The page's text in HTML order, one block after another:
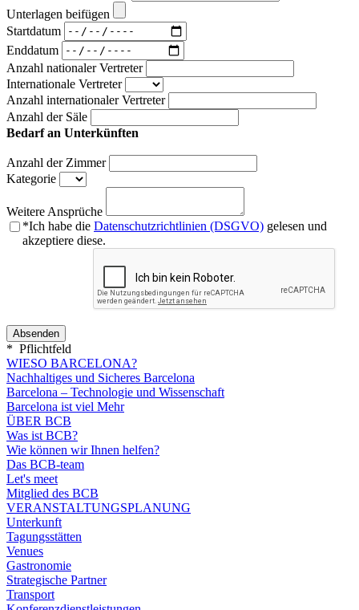
Unterlagen beifügen
Startdatum
Enddatum
Anzahl nationaler Vertreter
Internationale Vertreter
Anzahl internationaler Vertreter
Anzahl der Säle
Bedarf an Unterkünften
Anzahl der Zimmer
Kategorie
Weitere Ansprüche
*Ich habe die Datenschutzrichtlinien (DSGVO) gelesen und
akzeptiere diese.
* Pflichtfeld
WIESO BARCELONA?
Nachhaltiges und Sicheres Barcelona
Barcelona – Technologie und Wissenschaft
Barcelona ist viel Mehr
ÜBER BCB
Was ist BCB?
Wie können wir Ihnen helfen?
Das BCB-team
Let's meet
Mitglied des BCB
VERANSTALTUNGSPLANUNG
Unterkunft
Tagungsstätten
Venues
Gastronomie
Strategische Partner
Transport